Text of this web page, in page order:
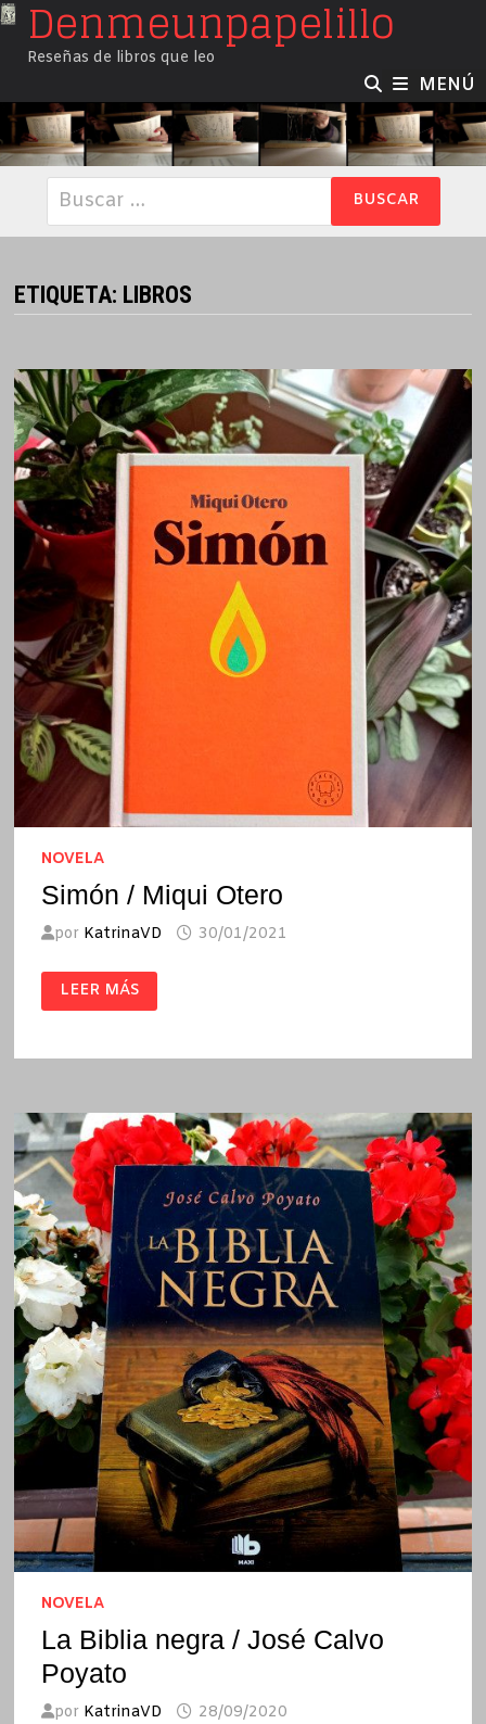
SaltarDenmeunpapelillo
Reseñas de libros que leo
MENÚ
Buscar:
ETIQUETA: LIBROS
NOVELA
Simón / Miqui Otero
por KatrinaVD 30/01/2021
SIMÓN
/
MIQUI
LEER MÁS
NOVELA
La Biblia negra / José Calvo
Poyato
por KatrinaVD 28/09/2020